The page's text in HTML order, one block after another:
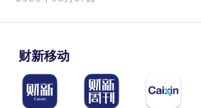
财新移动